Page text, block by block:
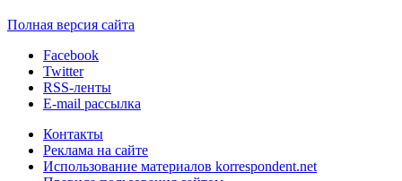
Полная версия сайта
Facebook
Twitter
RSS-ленты
E-mail рассылка
Контакты
Реклама на сайте
Использование материалов korrespondent.net